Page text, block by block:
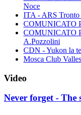
Noce
ITA - ARS
COMUNICATO
COMUNICATO
A.Pozzolini
CDN - Yukon la
Mosca Club
Video
Never forget - The